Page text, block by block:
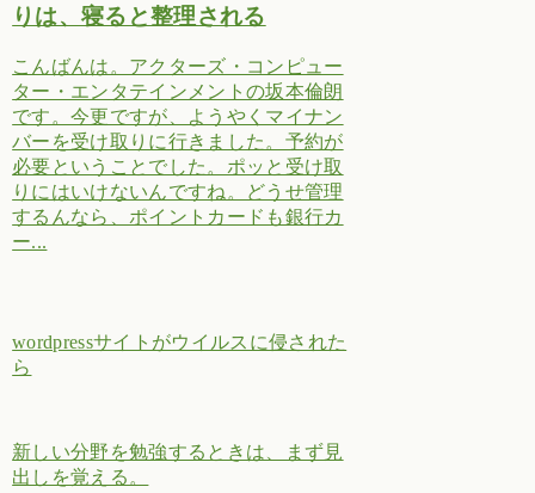
りは、寝ると整理される
こんばんは。アクターズ・コンピュー
ター・エンタテインメントの坂本倫朗
です。今更ですが、ようやくマイナン
バーを受け取りに行きました。予約が
必要ということでした。ポッと受け取
りにはいけないんですね。どうせ管理
するんなら、ポイントカードも銀行カ
ー...
wordpressサイトがウイルスに侵された
ら
新しい分野を勉強するときは、まず見
出しを覚える。